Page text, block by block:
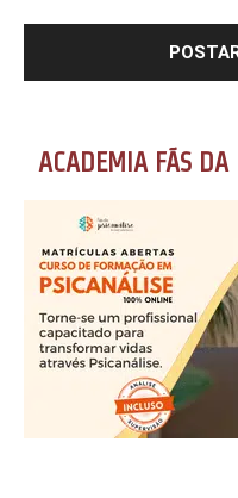
ACADEMIA FÃS DA